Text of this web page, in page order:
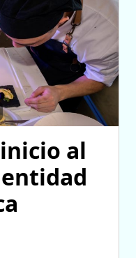
al